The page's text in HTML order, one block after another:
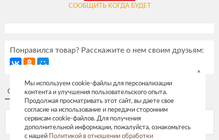
СООБЩИТЬ КОГДА БУДЕТ
Понравился товар? Расскажите о нем своим друзьям:
Описание Отзывы
Мы используем cookie-файлы для персонализации
контента и улучшения пользовательского опыта.
Продолжая просматривать этот сайт, вы даете свое
согласие на использование и передачи сторонним
сервисам cookie-файлов. Для получения
дополнительной информации, пожалуйста, ознакомьтесь
с нашей
Политикой в отношении обработки
×